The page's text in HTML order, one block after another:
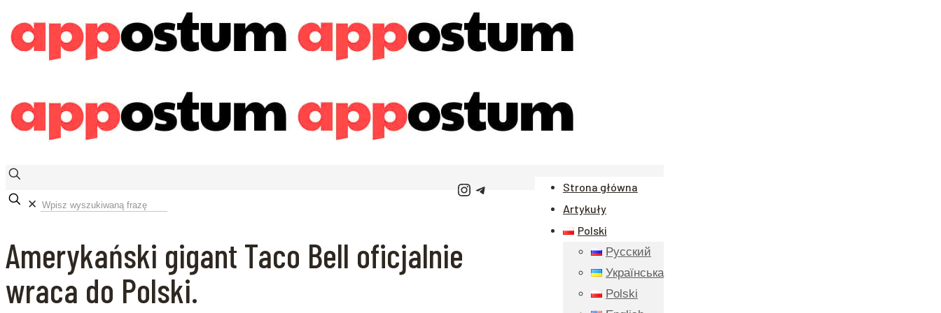
Strona główna
Artykuły
Polski
Русский
Українська
Polski
Instagram
Telegram
✕
Amerykański gigant Taco Bell oficjalnie
wraca do Polski.